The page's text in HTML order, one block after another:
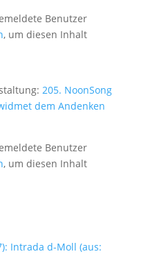
Benutzer
, um diesen Inhalt
205. NoonSong
dem Andenken
Benutzer
, um diesen Inhalt
Intrada d-Moll (aus: